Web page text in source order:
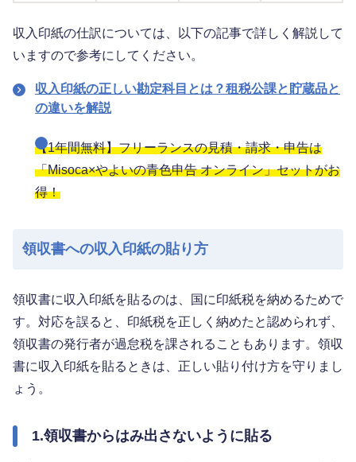
収入印紙の仕訳については、以下の記事で詳しく解説して
いますので参考にしてください。
収入印紙の正しい勘定科目とは？租税公課と貯蔵品と
の違いを解説
【1年間無料】フリーランスの見積・請求・申告は
「Misoca×やよいの青色申告 オンライン」セットがお
得！
領収書への収入印紙の貼り方
領収書に収入印紙を貼るのは、国に印紙税を納めるためで
す。対応を誤ると、印紙税を正しく納めたと認められず、
領収書の発行者が過怠税を課されることもあります。領収
書に収入印紙を貼るときは、正しい貼り付け方を守りまし
ょう。
1.領収書からはみ出さないように貼る